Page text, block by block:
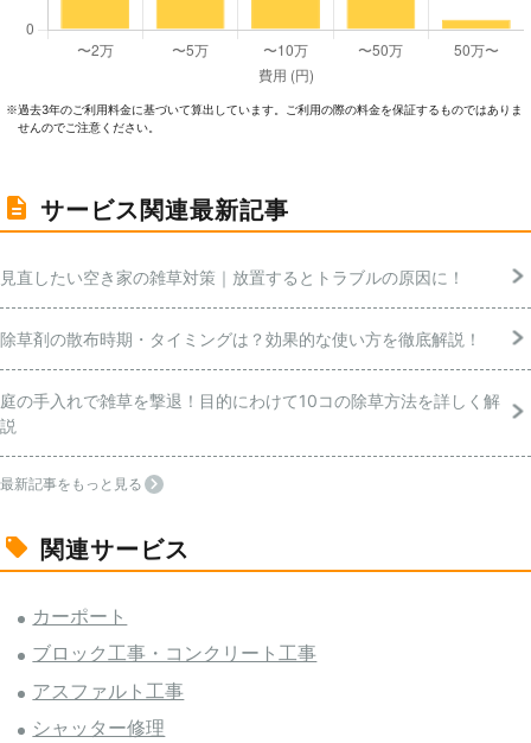
※過去3年のご利⽤料⾦に基づいて算出しています。ご利⽤の際の料⾦を保証するものではありま
せんのでご注意ください。
サービス関連最新記事
見直したい空き家の雑草対策｜放置するとトラブルの原因に！
除草剤の散布時期・タイミングは？効果的な使い方を徹底解説！
庭の手入れで雑草を撃退！目的にわけて10コの除草方法を詳しく解
説
最新記事をもっと見る
関連サービス
カーポート
ブロック工事・コンクリート工事
アスファルト工事
シャッター修理